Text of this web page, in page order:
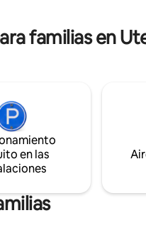
familias en
en las